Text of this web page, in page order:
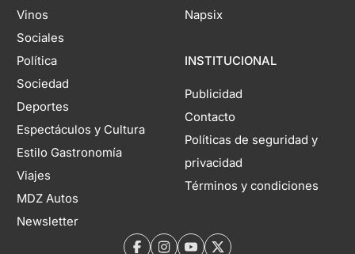
Vinos
Sociales
Política
Sociedad
Deportes
Espectáculos y Cultura
Estilo Gastronomía
Viajes
MDZ Autos
Newsletter
Napsix
INSTITUCIONAL
Publicidad
Contacto
Políticas de seguridad y
privacidad
Términos y condiciones